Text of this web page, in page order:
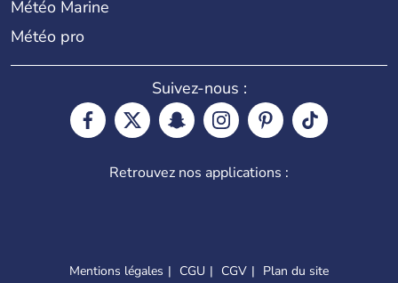
Météo Marine
Météo pro
Suivez-nous :
Retrouvez nos applications :
Mentions légales CGU CGV Plan du site